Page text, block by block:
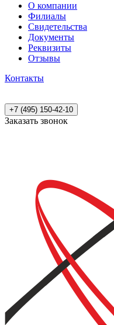
О компании
Филиалы
Свидетельства
Документы
Реквизиты
Отзывы
Контакты
+7 (495) 150-42-10
Заказать звонок